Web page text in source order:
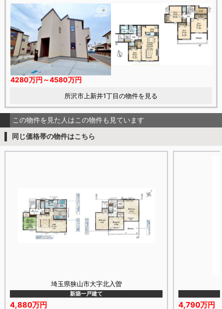
4280万円～4580万円
所沢市上新井1丁目の物件を見る
この物件を見た人はこの物件も見ています
同じ価格帯の物件はこちら
埼玉県狭山市大字北入曽
新築一戸建て
4,880万円 4,790万円